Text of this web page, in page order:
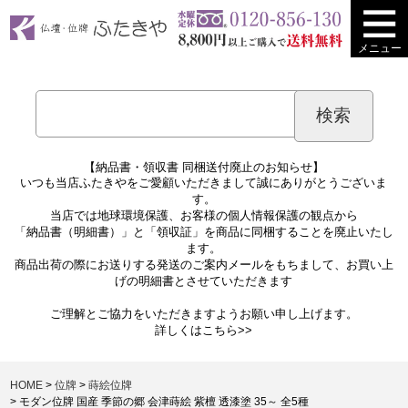
メニュー
【納品書・領収書 同梱送付廃止のお知らせ】
いつも当店ふたきやをご愛顧いただきまして誠にありがとうございま
す。
当店では地球環境保護、お客様の個人情報保護の観点から
「納品書（明細書）」と「領収証」を商品に同梱することを廃止いたし
ます。
商品出荷の際にお送りする発送のご案内メールをもちまして、お買い上
げの明細書とさせていただきます
ご理解とご協力をいただきますようお願い申し上げます。
詳しくはこちら>>
HOME 位牌
蒔絵位牌
モダン位牌 国産 季節の郷 会津蒔絵 紫檀 透漆塗 35～ 全5種